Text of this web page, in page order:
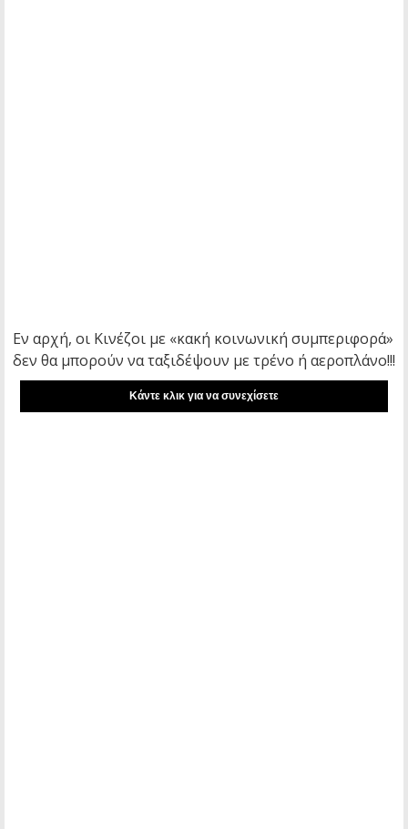
Εν αρχή, οι Κινέζοι με «κακή κοινωνική συμπεριφορά»
δεν θα μπορούν να ταξιδέψουν με τρένο ή αεροπλάνο!!!
Kάντε κλικ για να συνεχίσετε